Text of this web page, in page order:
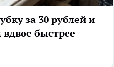
за 30 рублей и
быстрее